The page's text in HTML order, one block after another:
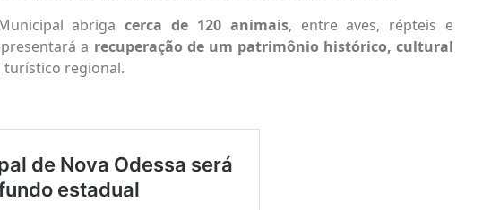
abrigacerca de 120 animais, entre aves, répteis e
a recuperação de um patrimônio histórico, cultural
turístico regional.